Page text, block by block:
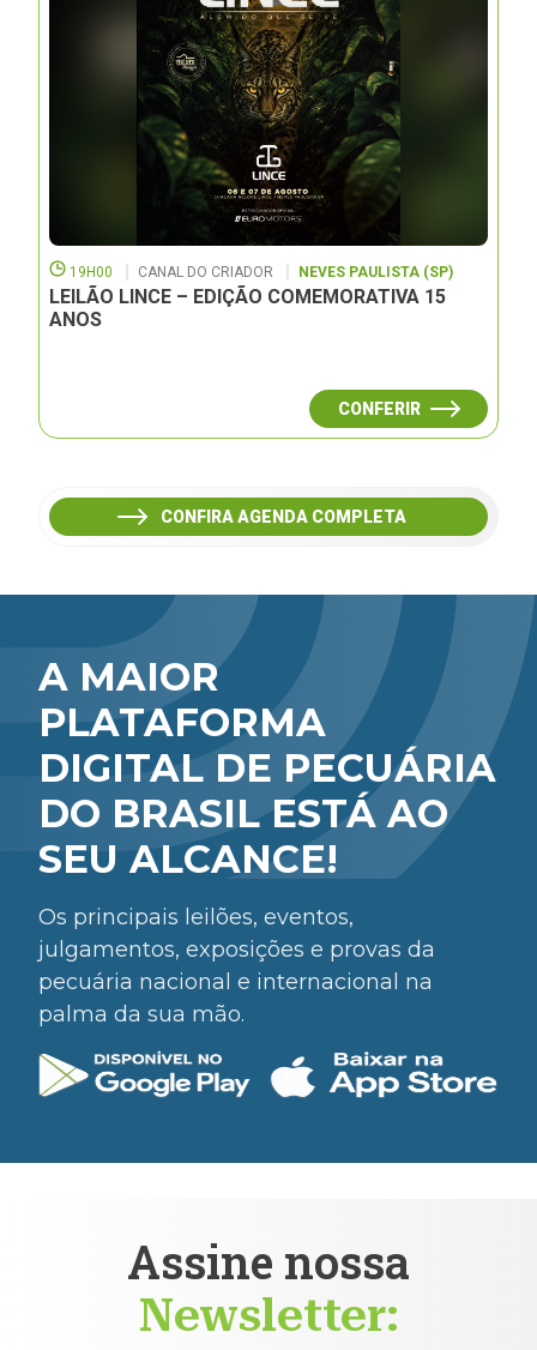
19H00 CANAL DO CRIADOR NEVES PAULISTA (SP)
LEILÃO LINCE – EDIÇÃO COMEMORATIVA 15
ANOS
CONFERIR
CONFIRA AGENDA COMPLETA
A MAIOR
PLATAFORMA
DIGITAL DE PECUÁRIA
DO BRASIL ESTÁ AO
SEU ALCANCE!
Os principais leilões, eventos,
julgamentos, exposições e provas da
pecuária nacional e internacional na
palma da sua mão.
Assine nossa
Newsletter: